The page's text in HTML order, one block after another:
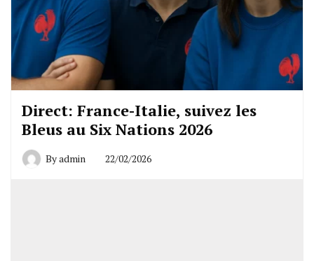
Direct: France-Italie, suivez les
Bleus au Six Nations 2026
Byadmin 22/02/2026